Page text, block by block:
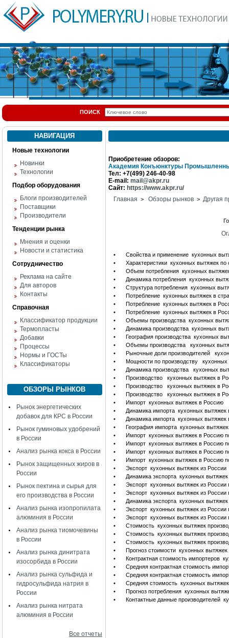
ПОИСК
НАВИГАЦИЯ
Новые технологии
Новинки
Технологии
Подбор оборудования
Блоги производителей
Поставщики
Производители
Тенденции рынка
Мнения и оценки
Новости и статистика
Сотрудничество
Реклама на сайте
Для авторов
Контакты
Справочная
Классификатор продукции
Термопласты
Добавки
Процессы
Нормы и ГОСТы
Классификаторы
ОБЗОРЫ РЫНКОВ
Рынок энергетических
добавок для КРС в России
Рынок гуминовых удобрений
в России
Анализ рынка кокса в России
Рынок защищенных жиров в
России
Рынок пектина и сырья для
его производства в России
Анализ рынка изопропилата
алюминия в России
Анализ рынка тиомочевины
в России
Анализ рынка динитрата
изосорбида в России
Анализ рынка сульфида и
гидросульфида натрия в
России
Анализ рынка нитрата
алюминия в России
Все отчеты
Приобретение обзоров:
Академия Конъюнктуры
Тел: +7(499) 246-40-98
E-mail: mail@akpr.ru
Сайт: https://www.akpr.ru/
Главная > Обзоры рынков > Другая
•
Свойства и применение кухонных
•
Характеристики кухонных вытяжек
•
Объем потребления кухонных
•
Динамика потребления кухонных
•
Структура потребления кухонных
•
Потребление кухонных вытяжек в
•
Потребление кухонных вытяжек в
•
Потребление кухонных вытяжек в
•
Объемы производства кухонных
•
Динамика производства кухонных
•
География производства кухонных
•
Объемы производства кухонных
•
Рыночные доли производителей
•
Мощности по производству кухонных
•
Динамика производства кухонных
•
Производство кухонных вытяжек в
•
Производство кухонных вытяжек в
•
Производство кухонных вытяжек в
•
Импорт кухонных вытяжек в Россию
•
Динамика импорта кухонных вытяжек
•
Динамика импорта кухонных вытяжек
•
География импорта кухонных
•
Импорт кухонных вытяжек в Россию
•
Импорт кухонных вытяжек в Россию
•
Импорт кухонных вытяжек в Россию
•
Импорт кухонных вытяжек в Россию
•
Экспорт кухонных вытяжек из России
•
Динамика экспорта кухонных вытяжек
•
Экспорт кухонных вытяжек из России
•
Экспорт кухонных вытяжек из России
•
Динамика экспорта кухонных
•
Экспорт кухонных вытяжек из
•
Экспорт кухонных вытяжек из
•
Стоимость кухонных вытяжек
•
Стоимость кухонных вытяжек
•
Стоимость кухонных вытяжек
•
Прогноз стоимости кухонных
•
Контрактная стоимость импортеров
•
Средняя контрактная стоимость
•
Средняя контрактная стоимость
•
Средняя стоимость кухонных
•
Прогноз потребления кухонных
•
Контактные данные производителей